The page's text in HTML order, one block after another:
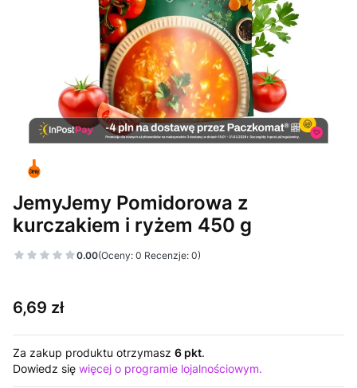
JemyJemy Pomidorowa z
kurczakiem i ryżem 450 g
0.00(Oceny: 0 Recenzje: 0)
Cena
6,69 zł
Za zakup produktu otrzymasz 6 pkt.
Dowiedz się więcej o programie lojalnościowym.